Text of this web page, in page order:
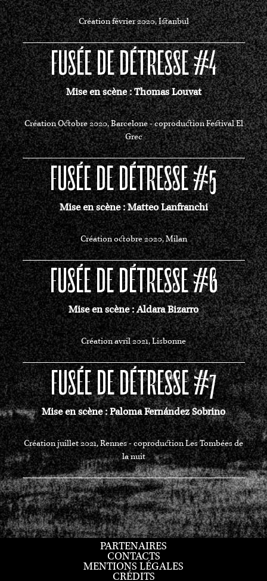
Création février 2020, Istanbul
FUSÉE DE DÉTRESSE #4
Mise en scène : Thomas Louvat
Création Octobre 2020, Barcelone - coproduction Festival El
Grec
FUSÉE DE DÉTRESSE #5
Mise en scène : Matteo Lanfranchi
Création octobre 2020, Milan
FUSÉE DE DÉTRESSE #6
Mise en scène : Aldara Bizarro
Création avril 2021, Lisbonne
FUSÉE DE DÉTRESSE #7
Mise en scène : Paloma Fernández Sobrino
Création juillet 2021, Rennes - coproduction Les Tombées de
la nuit
PARTENAIRES
CONTACTS
MENTIONS LÉGALES
CRÉDITS